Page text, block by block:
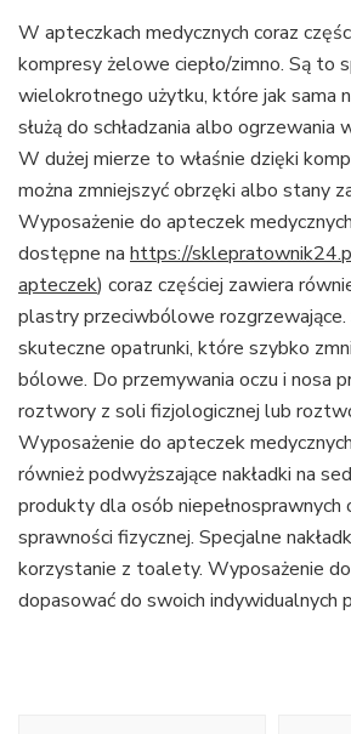
W apteczkach medycznych coraz
kompresy żelowe ciepło/zimno. Są to
wielokrotnego użytku, które jak sama
służą do schładzania albo ogrzewania
W dużej mierze to właśnie dzięki
można zmniejszyć obrzęki albo stany
Wyposażenie do apteczek
dostępne na https://
apteczek) coraz częściej zawiera
plastry przeciwbólowe rozgrzewające.
skuteczne opatrunki, które szybko
bólowe. Do przemywania oczu i nosa
roztwory z soli fizjologicznej lub
Wyposażenie do apteczek
również podwyższające nakładki na
produkty dla osób niepełnosprawnych
sprawności fizycznej. Specjalne
korzystanie z toalety. Wyposażenie
dopasować do swoich indywidualnych